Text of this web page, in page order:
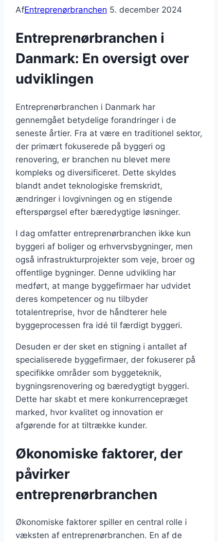
AfEntreprenørbranchen 5. december 2024
Entreprenørbranchen i
Danmark: En oversigt over
udviklingen
Entreprenørbranchen i Danmark har
gennemgået betydelige forandringer i de
seneste årtier. Fra at være en traditionel sektor,
der primært fokuserede på byggeri og
renovering, er branchen nu blevet mere
kompleks og diversificeret. Dette skyldes
blandt andet teknologiske fremskridt,
ændringer i lovgivningen og en stigende
efterspørgsel efter bæredygtige løsninger.
I dag omfatter entreprenørbranchen ikke kun
byggeri af boliger og erhvervsbygninger, men
også infrastrukturprojekter som veje, broer og
offentlige bygninger. Denne udvikling har
medført, at mange byggefirmaer har udvidet
deres kompetencer og nu tilbyder
totalentreprise, hvor de håndterer hele
byggeprocessen fra idé til færdigt byggeri.
Desuden er der sket en stigning i antallet af
specialiserede byggefirmaer, der fokuserer på
specifikke områder som byggeteknik,
bygningsrenovering og bæredygtigt byggeri.
Dette har skabt et mere konkurrencepræget
marked, hvor kvalitet og innovation er
afgørende for at tiltrække kunder.
Økonomiske faktorer, der
påvirker
entreprenørbranchen
Økonomiske faktorer spiller en central rolle i
væksten af entreprenørbranchen. En af de